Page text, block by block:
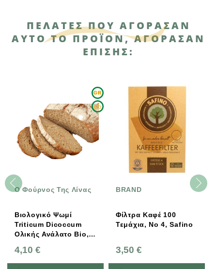
ΠΕΛΆΤΕΣ ΠΟΥ ΑΓΌΡΑΣΑΝ
ΑΥΤΌ ΤΟ ΠΡΟΪΌΝ, ΑΓΌΡΑΣΑΝ
ΕΠΊΣΗΣ:
O Φούρνος Της Λίνας
Βιολογικό Ψωμί
Triticum Dicoccum
Ολικής Ανάλατο Bio,
Της Λίνας
4,10 €
BRAND
Φίλτρα Καφέ 100
Τεμάχια, Νο 4, Safino
3,50 €